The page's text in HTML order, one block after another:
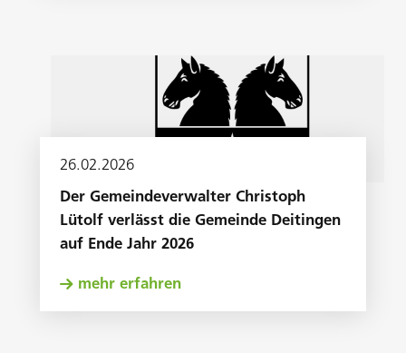
26.02.2026
Der Gemeindeverwalter Christoph
Lütolf verlässt die Gemeinde Deitingen
auf Ende Jahr 2026
mehr erfahren